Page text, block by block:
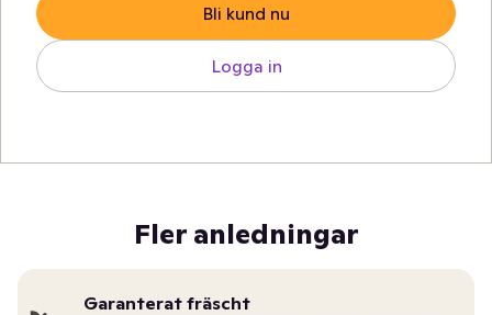
Bli kund nu
Logga in
Fler anledningar
Garanterat fräscht